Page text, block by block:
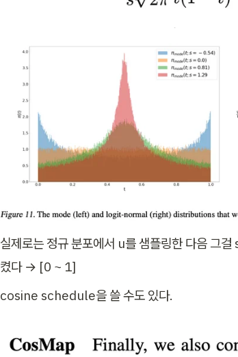
실제로는 정규 분포에서 u를 샘플링한 다음
켰다 → [0 ~ 1]
cosine schedule을 쓸 수도 있다.